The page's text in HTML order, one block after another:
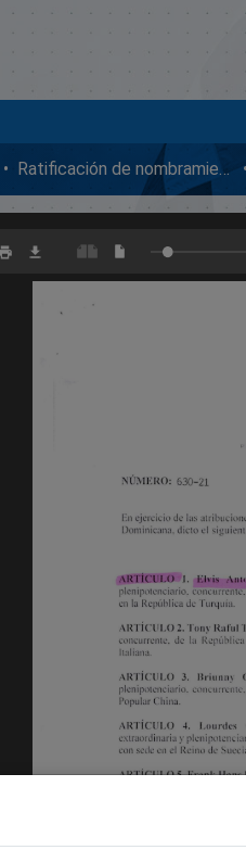
Ratificación de nombramientos diplomáticos